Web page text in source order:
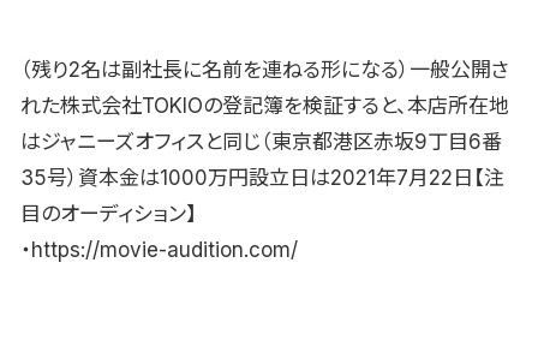
（残り2名は副社長に名前を連ねる形になる）一般公開さ
れた株式会社TOKIOの登記簿を検証すると、本店所在地
はジャニーズオフィスと同じ（東京都港区赤坂9丁目6番
35号）資本金は1000万円設立日は2021年7月22日【注
目のオーディション】
・https://movie-audition.com/